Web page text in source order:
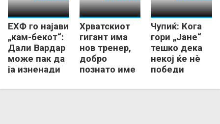
ЕХФ го најави
„кам-бекот“:
Дали Вардар
може пак да
ја изненади
(ВИДЕО)
Хрватскиот
гигант има
нов тренер,
добро
познато име
Загреб!
Чупиќ: Кога
гори „Јане“
тешко дека
некој ќе нѐ
победи